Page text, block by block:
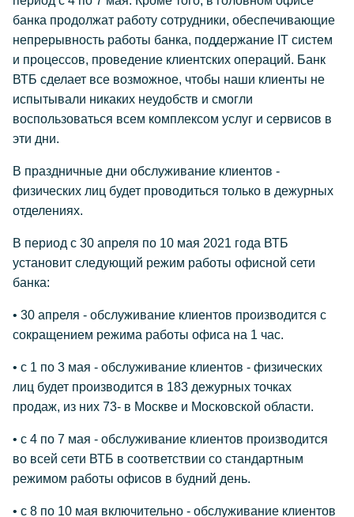
банка продолжат работу сотрудники, обеспечивающие
непрерывность работы банка, поддержание IT систем
и процессов, проведение клиентских операций. Банк
ВТБ сделает все возможное, чтобы наши клиенты не
испытывали никаких неудобств и смогли
воспользоваться всем комплексом услуг и сервисов в
эти дни.
В праздничные дни обслуживание клиентов -
физических лиц будет проводиться только в дежурных
отделениях.
В период с 30 апреля по 10 мая 2021 года ВТБ
установит следующий режим работы офисной сети
банка:
• 30 апреля - обслуживание клиентов производится с
сокращением режима работы офиса на 1 час.
• с 1 по 3 мая - обслуживание клиентов - физических
лиц будет производится в 183 дежурных точках
продаж, из них 73- в Москве и Московской области.
• с 4 по 7 мая - обслуживание клиентов производится
во всей сети ВТБ в соответствии со стандартным
режимом работы офисов в будний день.
• с 8 по 10 мая включительно - обслуживание клиентов